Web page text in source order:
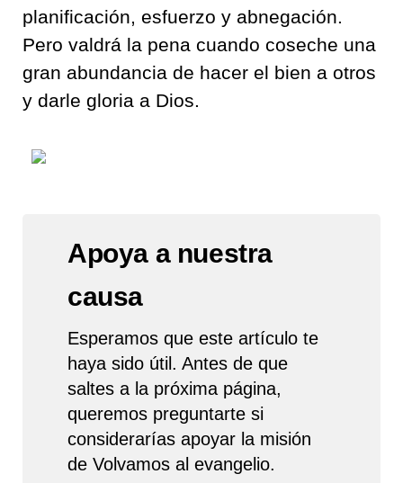
planificación, esfuerzo y abnegación.
Pero valdrá la pena cuando coseche una
gran abundancia de hacer el bien a otros
y darle gloria a Dios.
Apoya a nuestra
causa
Esperamos que este artículo te
haya sido útil. Antes de que
saltes a la próxima página,
queremos preguntarte si
considerarías apoyar la misión
de Volvamos al evangelio.